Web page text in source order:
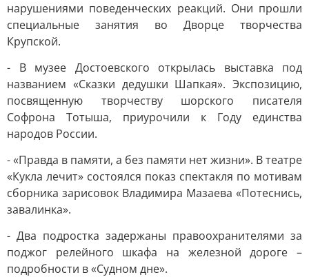
нарушениями поведенческих реакций. Они прошли
специальные занятия во Дворце творчества
Крупской.
- В музее Достоевского открылась выставка под
названием «Сказки дедушки Шапкая». Экспозицию,
посвященную творчеству шорского писателя
Софрона Тотыша, приурочили к Году единства
народов России.
- «Правда в памяти, а без памяти нет жизни». В театре
«Кукла лечит» состоялся показ спектакля по мотивам
сборника зарисовок Владимира Мазаева «Потеснись,
завалинка».
- Два подростка задержаны правоохранителями за
поджог релейного шкафа на железной дороге –
подробности в «Судном дне».